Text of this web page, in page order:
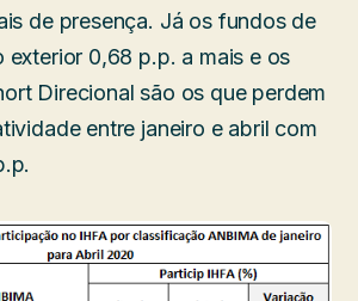
de presença. Já os fundos de
exterior 0,68 p.p. a mais e os
Direcional são os que perdem
entre janeiro e abril com